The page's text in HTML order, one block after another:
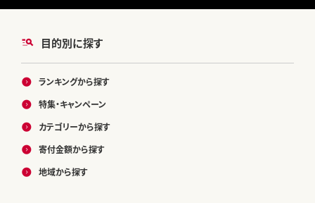
目的別に探す
ランキングから探す
特集・キャンペーン
カテゴリーから探す
寄付金額から探す
地域から探す